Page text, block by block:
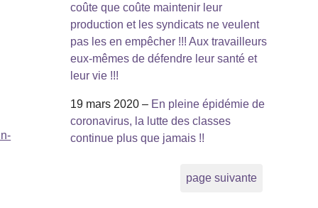
coûte que coûte maintenir leur
production et les syndicats ne veulent
pas les en empêcher !!! Aux travailleurs
eux-mêmes de défendre leur santé et
leur vie !!!
19 mars 2020 – En pleine épidémie de
coronavirus, la lutte des classes
continue plus que jamais !!
page suivante